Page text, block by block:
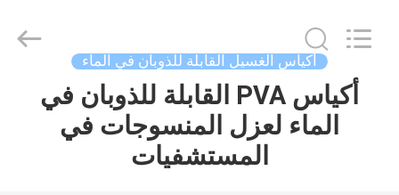
المنزل
Macromolecule
Materials
أكياس الغسيل القابلة للذوبان في الماء
أكياس PVA القابلة للذوبان في
الماء لعزل المنسوجات في
المستشفيات